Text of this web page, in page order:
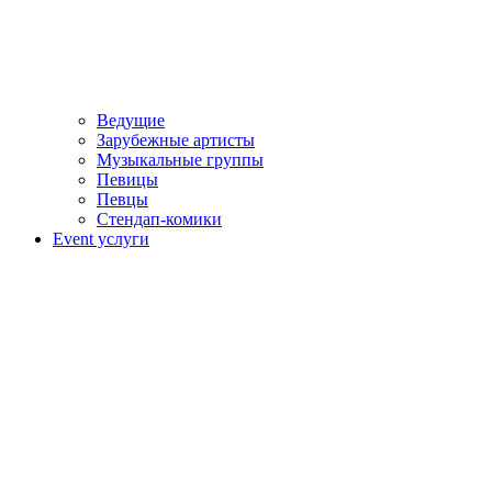
Ведущие
Зарубежные артисты
Музыкальные группы
Певицы
Певцы
Стендап-комики
Event услуги